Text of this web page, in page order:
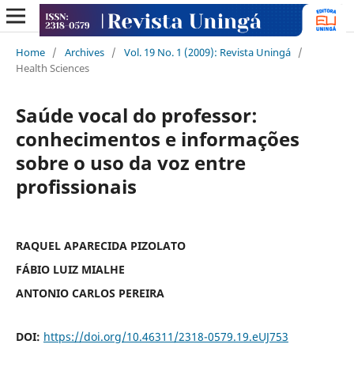
Home / Archives / Vol. 19 No. 1 (2009): Revista Uningá /
Health Sciences
Saúde vocal do professor:
conhecimentos e informações
sobre o uso da voz entre
profissionais
RAQUEL APARECIDA PIZOLATO
FÁBIO LUIZ MIALHE
ANTONIO CARLOS PEREIRA
DOI: https://doi.org/10.46311/2318-0579.19.eUJ753